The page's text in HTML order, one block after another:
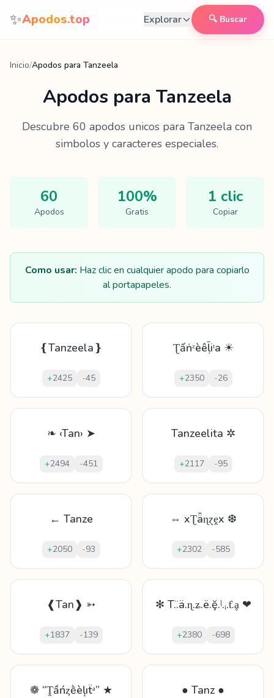
Saltar al contenido
✨Apodos.top Explorar 🔍 Buscar
Inicio/Apodos para Tanzeela
Apodos para Tanzeela
Descubre 60 apodos unicos para Tanzeela con
simbolos y caracteres especiales.
60
Apodos
100%
Gratis
1 clic
Copiar
Como usar: Haz clic en cualquier apodo para copiarlo
al portapapeles.
❴Tanzeela❵
+2425 -45
Ʈấṅᶻèêḹіᵗа ☀
+2350 -26
❧ ‹Tan› ➤
+2494 -451
Tanzeelita ✲
+2117 -95
← Tanze
+2050 -93
⇔ xƮǟɳɀḙx ❆
+2302 -585
❰Tan❱ ➳
+1837 -139
✻ T.̈.ä.ɳ.ʑ.ë.ḝ.ᶪ.ᵢ.ƭ.ḁ ❤
+2380 -698
❁ “Ṱầńȥḕèļıẗᵃ” ★ ● Tanz ●